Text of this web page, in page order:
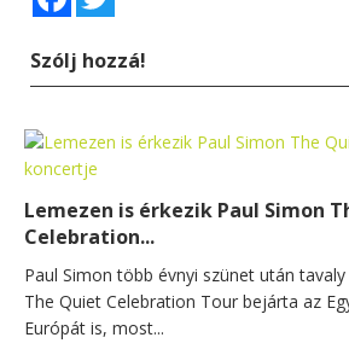
Szólj hozzá!
Lemezen is érkezik Paul Simon
Celebration...
Paul Simon több évnyi szünet után
The Quiet Celebration Tour bejárta az
Európát is, most...